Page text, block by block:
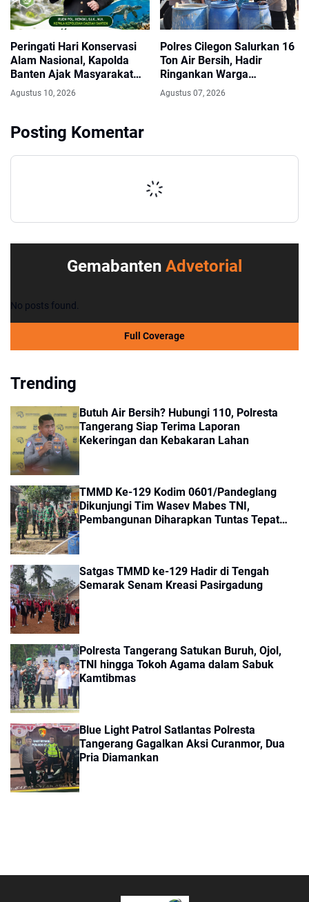
Peringati Hari Konservasi
Alam Nasional, Kapolda
Banten Ajak Masyarakat
Jaga Kelestarian Alam
Agustus 10, 2026
Polres Cilegon Salurkan 16
Ton Air Bersih, Hadir
Ringankan Warga
Pulomerak di Tengah
Kemarau
Agustus 07, 2026
Posting Komentar
Gemabanten Advetorial
No posts found.
Full Coverage
Trending
Butuh Air Bersih? Hubungi 110, Polresta
Tangerang Siap Terima Laporan
Kekeringan dan Kebakaran Lahan
TMMD Ke-129 Kodim 0601/Pandeglang
Dikunjungi Tim Wasev Mabes TNI,
Pembangunan Diharapkan Tuntas Tepat
Satgas TMMD ke-129 Hadir di Tengah
Semarak Senam Kreasi Pasirgadung
Polresta Tangerang Satukan Buruh, Ojol,
TNI hingga Tokoh Agama dalam Sabuk
Kamtibmas
Blue Light Patrol Satlantas Polresta
Tangerang Gagalkan Aksi Curanmor, Dua
Pria Diamankan